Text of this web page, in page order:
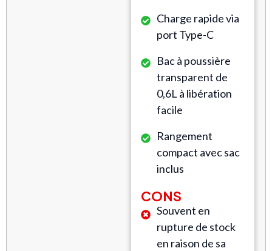
Charge rapide via
port Type-C
Bac à poussière
transparent de
0,6L à libération
facile
Rangement
compact avec sac
inclus
CONS
Souvent en
rupture de stock
en raison de sa